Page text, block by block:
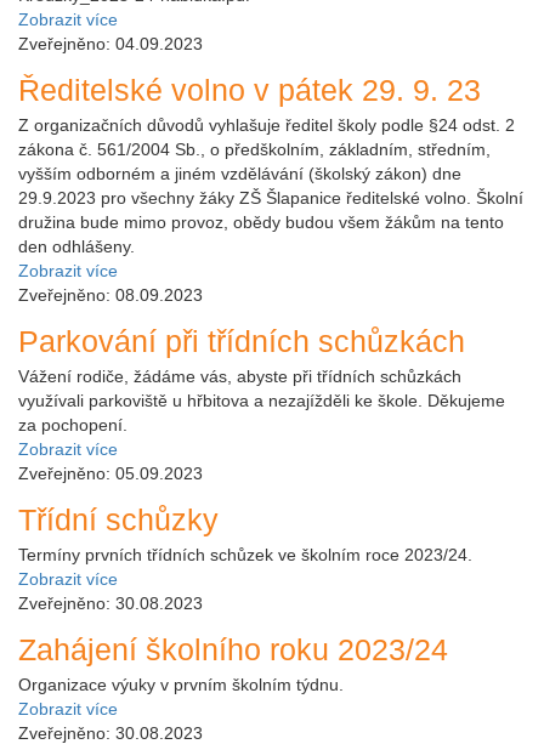
Zobrazit více
Zveřejněno: 04.09.2023
Ředitelské volno v pátek 29. 9. 23
Z organizačních důvodů vyhlašuje ředitel školy podle §24 odst. 2
zákona č. 561/2004 Sb., o předškolním, základním, středním,
vyšším odborném a jiném vzdělávání (školský zákon) dne
29.9.2023 pro všechny žáky ZŠ Šlapanice ředitelské volno. Školní
družina bude mimo provoz, obědy budou všem žákům na tento
den odhlášeny.
Zobrazit více
Zveřejněno: 08.09.2023
Parkování při třídních schůzkách
Vážení rodiče, žádáme vás, abyste při třídních schůzkách
využívali parkoviště u hřbitova a nezajížděli ke škole. Děkujeme
za pochopení.
Zobrazit více
Zveřejněno: 05.09.2023
Třídní schůzky
Termíny prvních třídních schůzek ve školním roce 2023/24.
Zobrazit více
Zveřejněno: 30.08.2023
Zahájení školního roku 2023/24
Organizace výuky v prvním školním týdnu.
Zobrazit více
Zveřejněno: 30.08.2023